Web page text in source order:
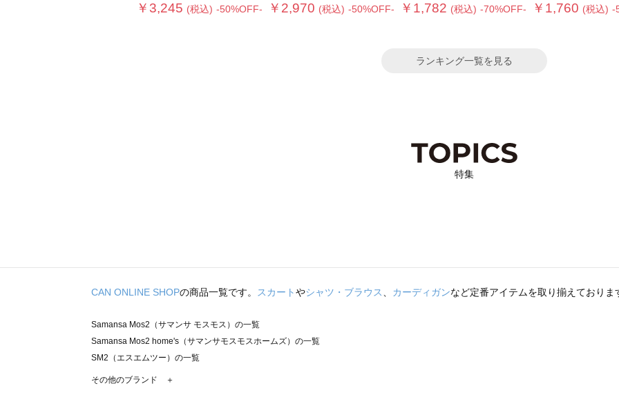
￥3,245 (税込) -50%OFF- ￥2,970 (税込) -50%OFF- ￥1,782 (税込) -70%OFF- ￥1,760 (税込) -
ランキング一覧を見る
特集
CAN ONLINE SHOPの商品一覧です。 スカートやシャツ・ブラウス、 カーディガンなど定番アイテムを取り揃えておりま
Samansa Mos2（サマンサ モスモス）の一覧
Samansa Mos2 home's（サマンサモスモスホームズ）の一覧
SM2（エスエムツー）の一覧
TSUHARU by Samansa Mos2（ツハルバイサマンサモスモス）の一覧
その他のブランド ＋